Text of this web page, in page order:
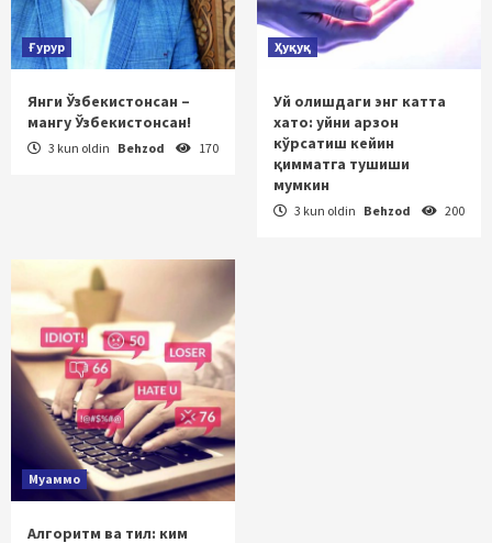
Ғурур
Янги Ўзбекистонсан –
мангу Ўзбекистонсан!
3 kun oldin Behzod 170
Ҳуқуқ
Уй олишдаги энг катта
хато: уйни арзон
кўрсатиш кейин
қимматга тушиши
мумкин
3 kun oldin Behzod 200
Муаммо
Алгоритм ва тил: ким